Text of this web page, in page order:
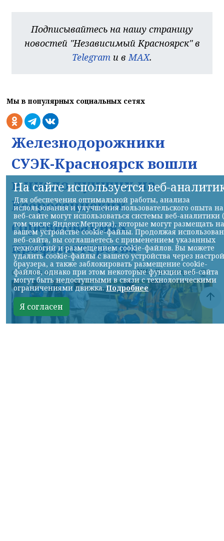
Подписывайтесь на нашу страницу
новостей "Независимый Красноярск" в
Telegram и вMAX.
Мы в популярных социальных сетях
Железнодорожники
СУЭК-Красноярск вошли
в число лучших на
Всероссийских
соревнованиях
профмастерства
07.08.2026 22:13 НИА-Красноярск
На сайте используется веб-
Для обеспечения оптимальной работы, анализа
использования и улучшения пользовательского опыта на
веб-сайте могут использоваться системы веб-аналитики
том числе Яндекс.Метрика), которые могут размещать на
вашем устройстве cookie-файлы. Продолжая
веб-сайта, вы соглашаетесь с применением указанных
технологий и размещением cookie-файлов. Вы можете
удалить cookie-файлы с вашего устройства через
браузера, а также заблокировать размещение cookie-
файлов, однако при этом некоторые функции веб-сайта
могут быть недоступными в связи с технологическими
ограничениями движка.Подробнее
Я согласен